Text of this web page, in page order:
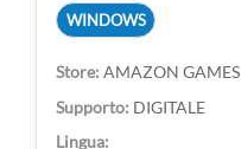
WINDOWS
AMAZON GAMES
DIGITALE